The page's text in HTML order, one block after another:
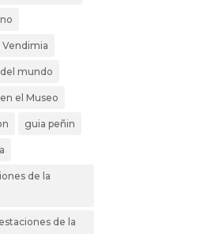
Vendimia
mundo
el Museo
guia peñin
de la
de la